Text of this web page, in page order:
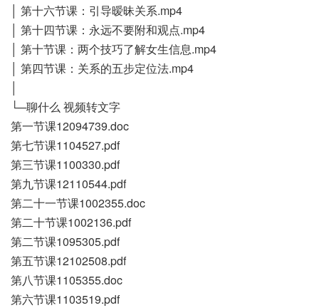
│ 第十六节课：引导暧昧关系.mp4
│ 第十四节课：永远不要附和观点.mp4
│ 第十节课：两个技巧了解女生信息.mp4
│ 第四节课：关系的五步定位法.mp4
└─聊什么 视频转文字
第一节课12094739.doc
第七节课1104527.pdf
第三节课1100330.pdf
第九节课12110544.pdf
第二十一节课1002355.doc
第二十节课1002136.pdf
第二节课1095305.pdf
第五节课12102508.pdf
第八节课1105355.doc
第六节课1103519.pdf